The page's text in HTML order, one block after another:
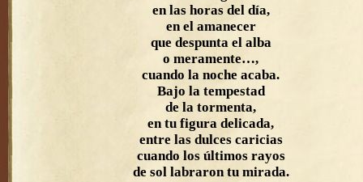
en las horas del día,
en el amanecer
que despunta el alba
o meramente…,
cuando la noche acaba.
Bajo la tempestad
de la tormenta,
en tu figura delicada,
entre las dulces caricias
cuando los últimos rayos
de sol labraron tu mirada.